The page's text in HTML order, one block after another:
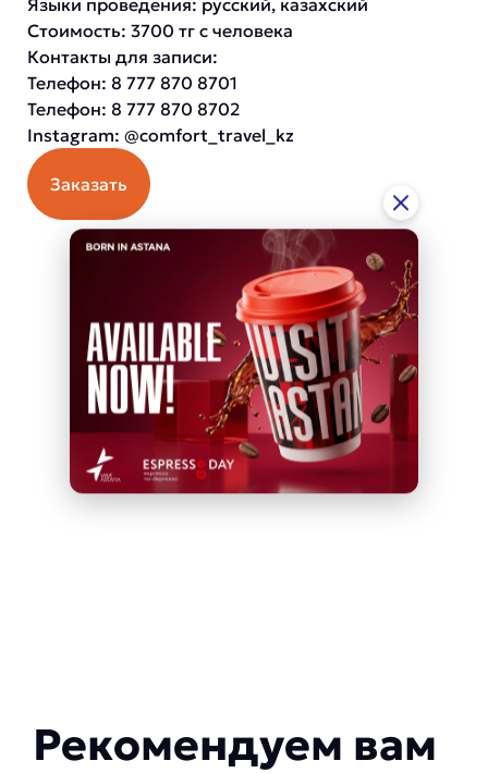
Языки проведения: русский, казахский
Стоимость: 3700 тг с человека
Контакты для записи:
Телефон: 8 777 870 8701
Телефон: 8 777 870 8702
Instagram: @comfort_travel_kz
Заказать
Рекомендуем вам